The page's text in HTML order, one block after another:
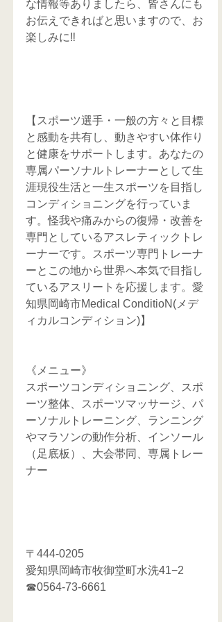
な情報等ありましたら、皆さんにも
お伝えできればと思いますので、お
楽しみに‼️
【スポーツ選手・一般の方々と目標
と感動を共有し、動きやすい体作り
と健康をサポートします。あなたの
専属パーソナルトレーナーとして生
涯現役生活と一生スポーツを目指し
コンディショニングを行っていま
す。怪我や痛みからの復帰・改善を
専門としているアスレティックトレ
ーナーです。スポーツ専門トレーナ
ーとこの地から世界へ本気で目指し
ているアスリートを応援します。愛
知県岡崎市Medical ConditioN(メデ
ィカルコンディション)】
《メニュー》
スポーツコンディショニング、スポ
ーツ整体、スポーツマッサージ、パ
ーソナルトレーニング、ランニング
やマラソンの動作分析、インソール
（足底板）、大会帯同、専属トレー
ナー
〒444-0205
愛知県岡崎市牧御堂町水洗41−2
☎0564-73-6661